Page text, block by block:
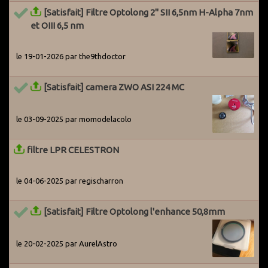
utilisateurs actifs du Grenier pour les avertir du problème. Par
ailleurs, des systèmes ont été mis en place pour détecter les
potentiels arnaqueurs dès leur entrée sur le site.
[Satisfait] Filtre Optolong 2" SII 6,5nm H-Alpha 7nm
et OIII 6,5 nm
le 19-01-2026 par the9thdoctor
[Satisfait] camera ZWO ASI 224 MC
le 03-09-2025 par momodelacolo
filtre LPR CELESTRON
le 04-06-2025 par regischarron
[Satisfait] Filtre Optolong l'enhance 50,8mm
le 20-02-2025 par AurelAstro